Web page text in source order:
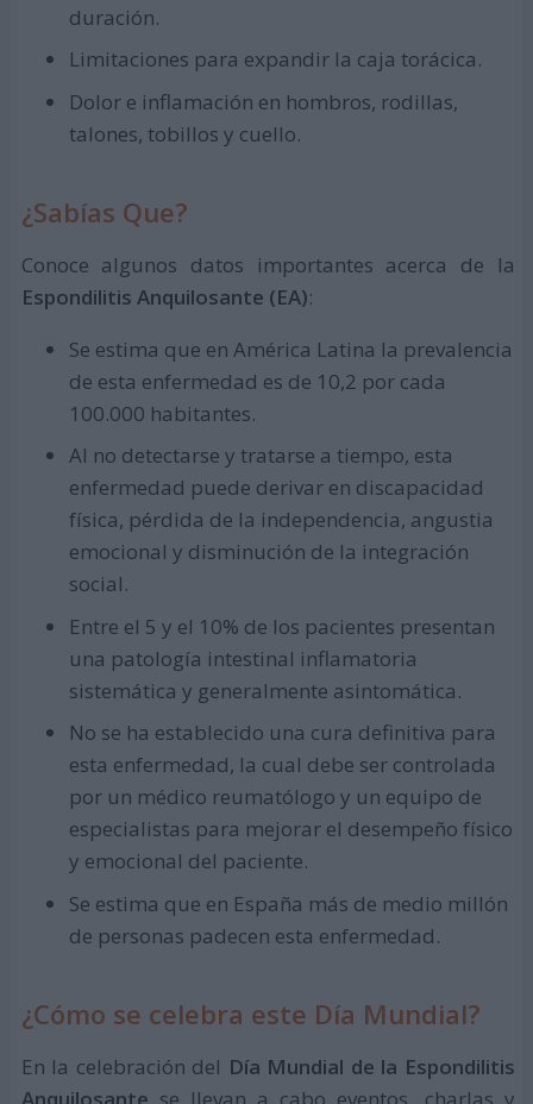
duración.
Limitaciones para expandir la caja torácica.
Dolor e inflamación en hombros, rodillas,
talones, tobillos y cuello.
¿Sabías Que?
Conoce algunos datos importantes acerca de la
Espondilitis Anquilosante (EA):
Se estima que en América Latina la prevalencia
de esta enfermedad es de 10,2 por cada
100.000 habitantes.
Al no detectarse y tratarse a tiempo, esta
enfermedad puede derivar en discapacidad
física, pérdida de la independencia, angustia
emocional y disminución de la integración
social.
Entre el 5 y el 10% de los pacientes presentan
una patología intestinal inflamatoria
sistemática y generalmente asintomática.
No se ha establecido una cura definitiva para
esta enfermedad, la cual debe ser controlada
por un médico reumatólogo y un equipo de
especialistas para mejorar el desempeño físico
y emocional del paciente.
Se estima que en España más de medio millón
de personas padecen esta enfermedad.
¿Cómo se celebra este Día Mundial?
En la celebración del Día Mundial de la Espondilitis